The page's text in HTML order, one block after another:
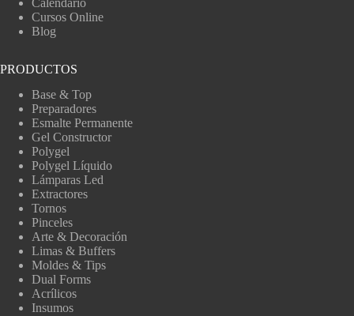
Cursos Online
Blog
PRODUCTOS
Base & Top
Preparadores
Esmalte Permanente
Gel Constructor
Polygel
Polygel Líquido
Lámparas Led
Extractores
Tornos
Pinceles
Arte & Decoración
Limas & Buffers
Moldes & Tips
Dual Forms
Acrílicos
Insumos